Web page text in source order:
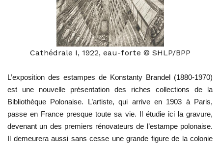
Cathédrale I, 1922, eau-forte © SHLP/BPP
L’exposition des estampes de Konstanty Brandel (1880-1970)
est une nouvelle présentation des riches collections de la
Bibliothèque Polonaise. L’artiste, qui arrive en 1903 à Paris,
passe en France presque toute sa vie. Il étudie ici la gravure,
devenant un des premiers rénovateurs de l’estampe polonaise.
Il demeurera aussi sans cesse une grande figure de la colonie